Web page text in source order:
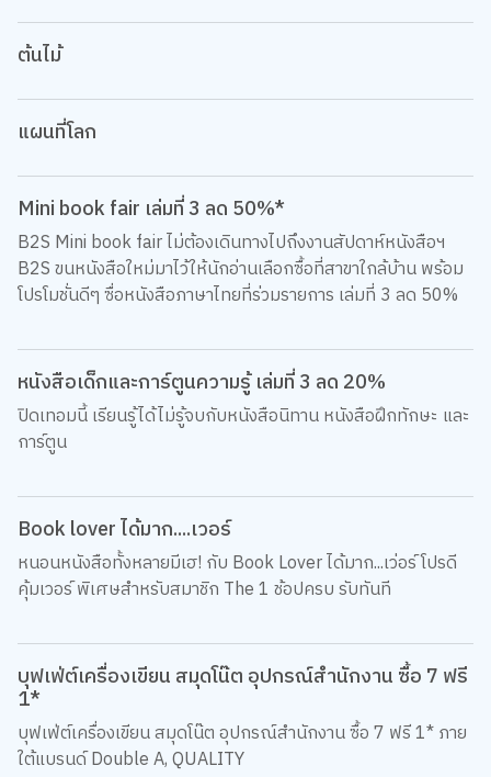
ต้นไม้
แผนที่โลก
Mini book fair เล่มที่ 3 ลด 50%*
B2S Mini book fair ไม่ต้องเดินทางไปถึงงานสัปดาห์หนังสือฯ
B2S ขนหนังสือใหม่มาไว้ให้นักอ่านเลือกซื้อที่สาขาใกล้บ้าน พร้อม
โปรโมชั่นดีๆ ซื่อหนังสือภาษาไทยที่ร่วมรายการ เล่มที่ 3 ลด 50%
หนังสือเด็กและการ์ตูนความรู้ เล่มที่ 3 ลด 20%
ปิดเทอมนี้ เรียนรู้ได้ไม่รู้จบกับหนังสือนิทาน หนังสือฝึกทักษะ และ
การ์ตูน
Book lover ได้มาก....เวอร์
หนอนหนังสือทั้งหลายมีเฮ! กับ Book Lover ได้มาก...เว่อร์ โปรดี
คุ้มเวอร์ พิเศษสำหรับสมาชิก The 1 ช้อปครบ รับทันที
บุฟเฟ่ต์เครื่องเขียน สมุดโน๊ต อุปกรณ์สำนักงาน ซื้อ 7 ฟรี
1*
บุฟเฟ่ต์เครื่องเขียน สมุดโน๊ต อุปกรณ์สำนักงาน ซื้อ 7 ฟรี 1* ภาย
ใต้แบรนด์ Double A, QUALITY